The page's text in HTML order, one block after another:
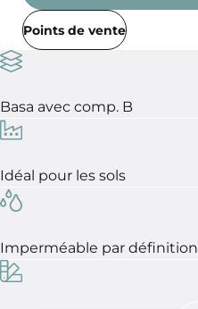
Points de vente
Basa avec comp. B
Idéal pour les sols
Imperméable par définition